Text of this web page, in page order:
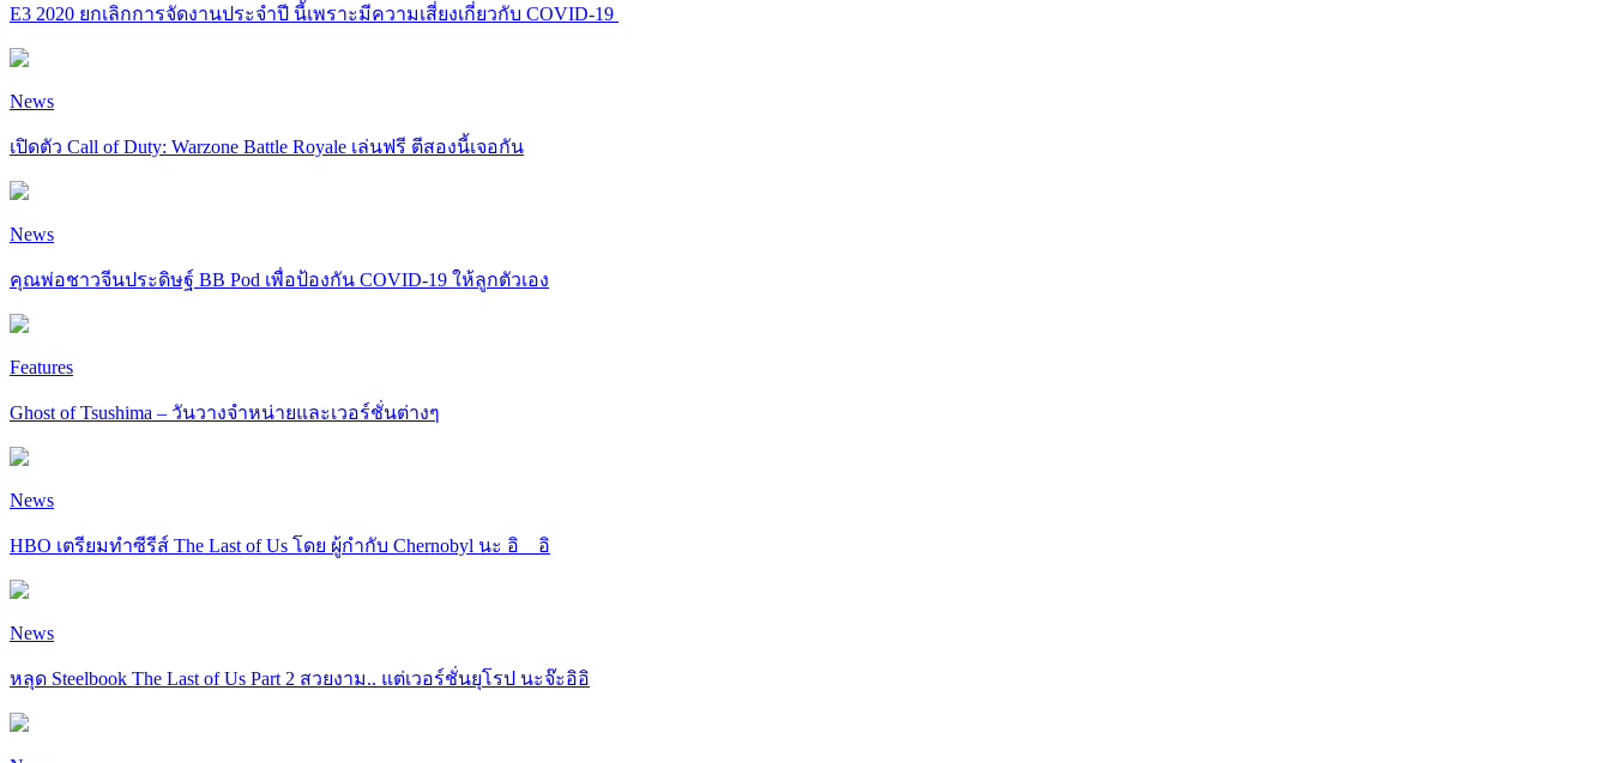
E3 2020 ยกเลิกการจัดงานประจำปี นี้เพราะมีความเสี่ยงเกี่ยวกับ COVID-19
News
เปิดตัว Call of Duty: Warzone Battle Royale เล่นฟรี ตีสองนี้เจอกัน
News
คุณพ่อชาวจีนประดิษฐ์ BB Pod เพื่อป้องกัน COVID-19 ให้ลูกตัวเอง
Features
Ghost of Tsushima – วันวางจำหน่ายและเวอร์ชั่นต่างๆ
News
HBO เตรียมทำซีรีส์ The Last of Us โดย ผู้กำกับ Chernobyl นะ อิ__อิ
News
หลุด Steelbook The Last of Us Part 2 สวยงาม.. แต่เวอร์ชั่นยุโรป นะจ๊ะอิอิ